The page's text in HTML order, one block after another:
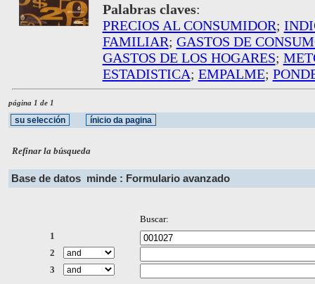
Palabras claves:
PRECIOS AL CONSUMIDOR;
FAMILIAR; GASTOS DE
GASTOS DE LOS HOGARES;
ESTADISTICA; EMPALME;
página 1 de 1
Refinar la búsqueda
Base de datos minde : Formulario avanzado
Buscar:
1
2
3